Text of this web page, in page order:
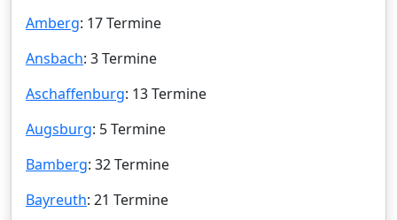
Amberg: 17 Termine
Ansbach: 3 Termine
Aschaffenburg: 13 Termine
Augsburg: 5 Termine
Bamberg: 32 Termine
Bayreuth: 21 Termine